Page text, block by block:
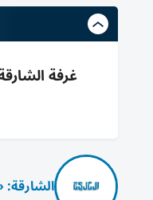
غرفة
الشارقة: